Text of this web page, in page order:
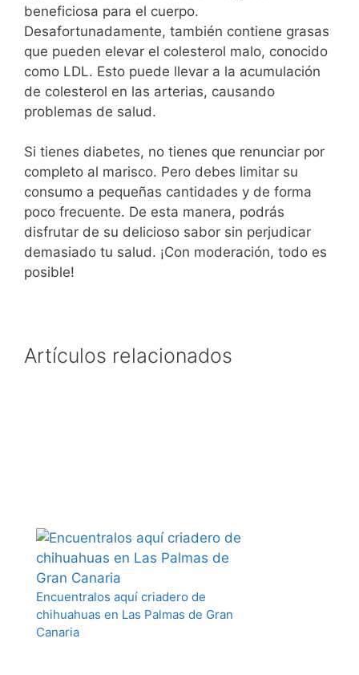
beneficiosa para el cuerpo.
Desafortunadamente, también contiene grasas
que pueden elevar el colesterol malo, conocido
como LDL. Esto puede llevar a la acumulación
de colesterol en las arterias, causando
problemas de salud.
Si tienes diabetes, no tienes que renunciar por
completo al marisco. Pero debes limitar su
consumo a pequeñas cantidades y de forma
poco frecuente. De esta manera, podrás
disfrutar de su delicioso sabor sin perjudicar
demasiado tu salud. ¡Con moderación, todo es
posible!
Artículos relacionados
Encuentralos aquí criadero de
chihuahuas en Las Palmas de Gran
Canaria